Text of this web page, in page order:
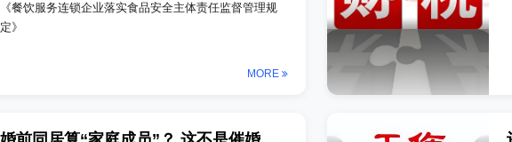
《餐饮服务连锁企业落实食品安全主体责任监督管理规
定》
MORE